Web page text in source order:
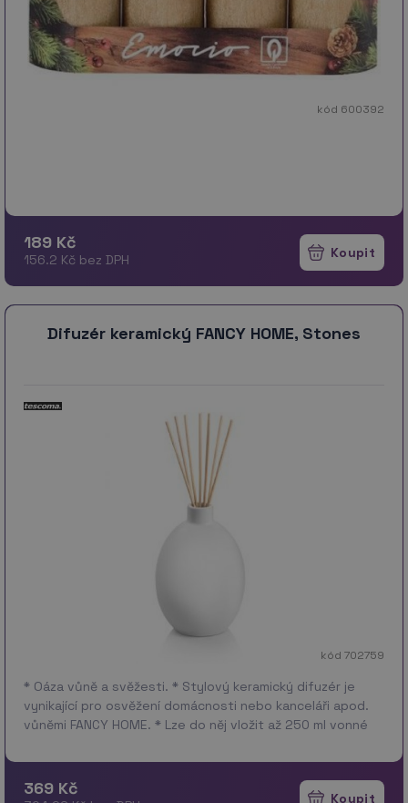
kód 600392
189 Kč
156.2 Kč bez DPH
Difuzér keramický FANCY HOME, Stones
kód 702759
* Oáza vůně a svěžesti. * Stylový keramický difuzér je
vynikající pro osvěžení domácnosti nebo kanceláři apod.
vůněmi FANCY HOME. * Lze do něj vložit až 250 ml vonné
369 Kč